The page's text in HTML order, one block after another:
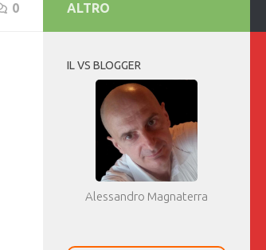
0 ALTRO
IL VS BLOGGER
Alessandro Magnaterra